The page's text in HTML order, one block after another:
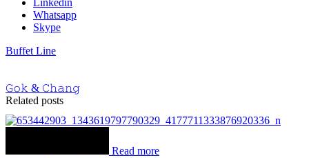
Linkedin
Whatsapp
Skype
Buffet Line
𝙶𝚘𝚔 & 𝙲𝚑𝚊𝚗𝚐
Related posts
Read more